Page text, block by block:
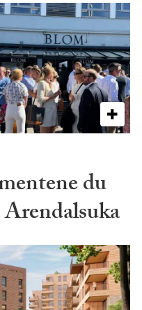
du